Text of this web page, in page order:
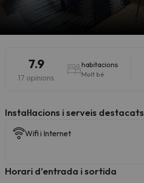
7.9
17 opinions
habitacions
Molt bé
Instal·lacions i serveis destacats
Wifi i Internet
Horari d'entrada i sortida